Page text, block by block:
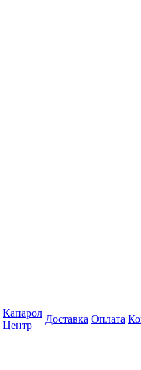
Капарол
Центр
Доставка Оплата